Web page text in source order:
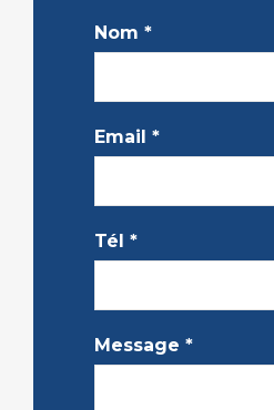
Nom *
Email *
Tél *
Message *